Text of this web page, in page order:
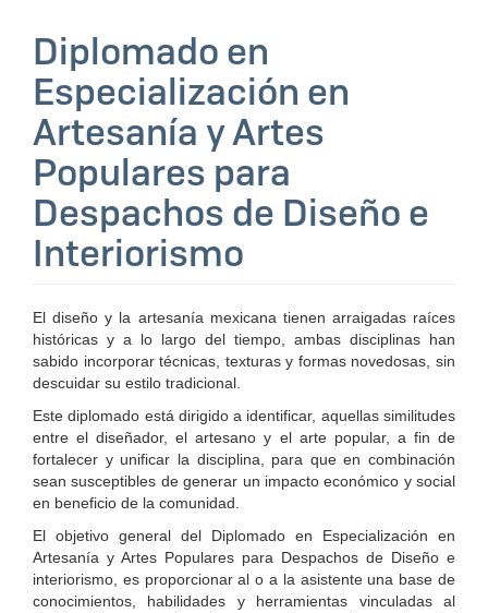
Diplomado en
Especialización en
Artesanía y Artes
Populares para
Despachos de Diseño e
Interiorismo
El diseño y la artesanía mexicana tienen arraigadas raíces
históricas y a lo largo del tiempo, ambas disciplinas han
sabido incorporar técnicas, texturas y formas novedosas, sin
descuidar su estilo tradicional.
Este diplomado está dirigido a identificar, aquellas similitudes
entre el diseñador, el artesano y el arte popular, a fin de
fortalecer y unificar la disciplina, para que en combinación
sean susceptibles de generar un impacto económico y social
en beneficio de la comunidad.
El objetivo general del Diplomado en Especialización en
Artesanía y Artes Populares para Despachos de Diseño e
interiorismo, es proporcionar al o a la asistente una base de
conocimientos, habilidades y herramientas vinculadas al